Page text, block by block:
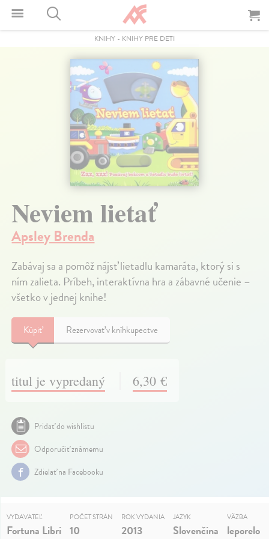
KNIHY - KNIHY PRE DETI
Neviem lietať
Apsley Brenda
Zabávaj sa a pomôž nájsť lietadlu kamaráta, ktorý si s
ním zalieta. Príbeh, interaktívna hra a zábavné učenie –
všetko v jednej knihe!
Kúpiť Rezervovať v kníhkupectve
titul je vypredaný 6,30 €
Pridať do wishlistu
Odporučiť známemu
Zdielať na Facebooku
VYDAVATEĽ
Fortuna Libri
POČET STRÁN
10
ROK VYDANIA
2013
JAZYK
Slovenčina
VÄZBA
leporelo